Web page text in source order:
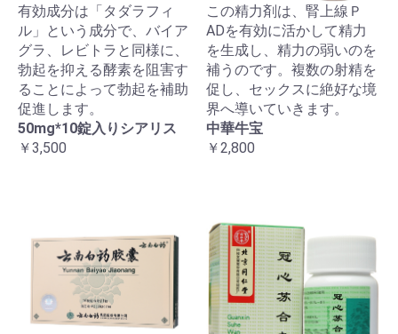
有効成分は「タダラフィ
ル」という成分で、バイア
グラ、レビトラと同様に、
勃起を抑える酵素を阻害す
ることによって勃起を補助
促進します。
50mg*10錠入りシアリス
￥3,500
この精力剤は、腎上線Ｐ
ADを有効に活かして精力
を生成し、精力の弱いのを
補うのです。複数の射精を
促し、セックスに絶好な境
界へ導いていきます。
中華牛宝
￥2,800